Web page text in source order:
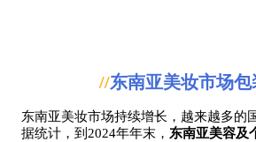
//东南亚美妆市场
东南亚美妆市场持续增长，越来越多的
据统计，到2024年年末， 东南亚美容及